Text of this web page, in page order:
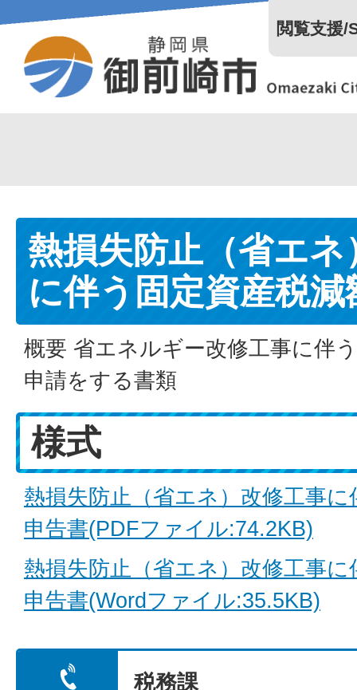
閲覧支援
熱損失防止（省エネ
に伴う固定資産税減
概要 省エネルギー改修工事に伴
申請をする書類
様式
熱損失防止（省エネ）改修工事
申告書(PDFファイル:74.2KB)
熱損失防止（省エネ）改修工事
申告書(Wordファイル:35.5KB)
税務課